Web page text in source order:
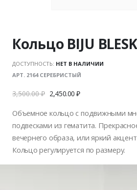
Кольцо BIJU
ДОСТУПНОСТЬ: НЕТ В НАЛИЧИИ
АРТ. 2164 СЕРЕБРИСТЫЙ
3,500.00₽ 2,450.00₽
Объемное кольцо с подвижными
подвесками из гематита.
вечернего образа, или яркий
Кольцо регулируется по размеру.